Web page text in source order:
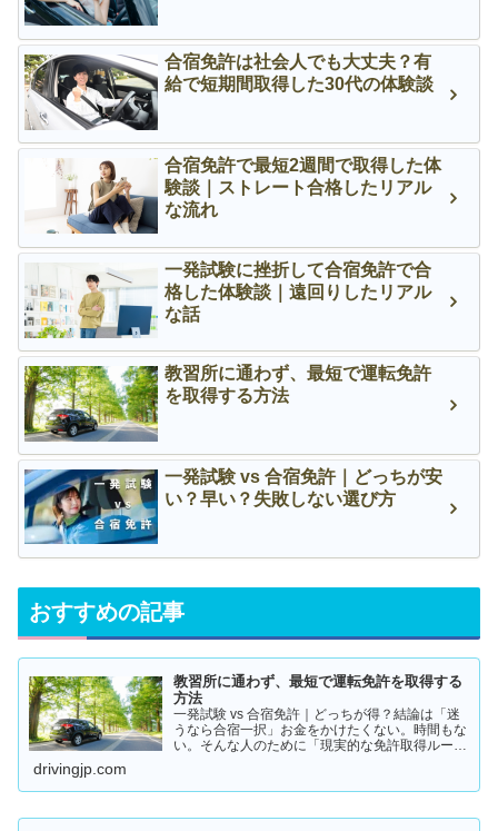
合宿免許は社会人でも大丈夫？有
給で短期間取得した30代の体験談
合宿免許で最短2週間で取得した体
験談｜ストレート合格したリアル
な流れ
一発試験に挫折して合宿免許で合
格した体験談｜遠回りしたリアル
な話
教習所に通わず、最短で運転免許
を取得する方法
一発試験 vs 合宿免許｜どっちが安
い？早い？失敗しない選び方
おすすめの記事
教習所に通わず、最短で運転免許を取得する
方法
一発試験 vs 合宿免許｜どっちが得？結論は「迷
うなら合宿一択」お金をかけたくない。時間もな
い。そんな人のために「現実的な免許取得ルー
2つです。・一発試験…
drivingjp.com